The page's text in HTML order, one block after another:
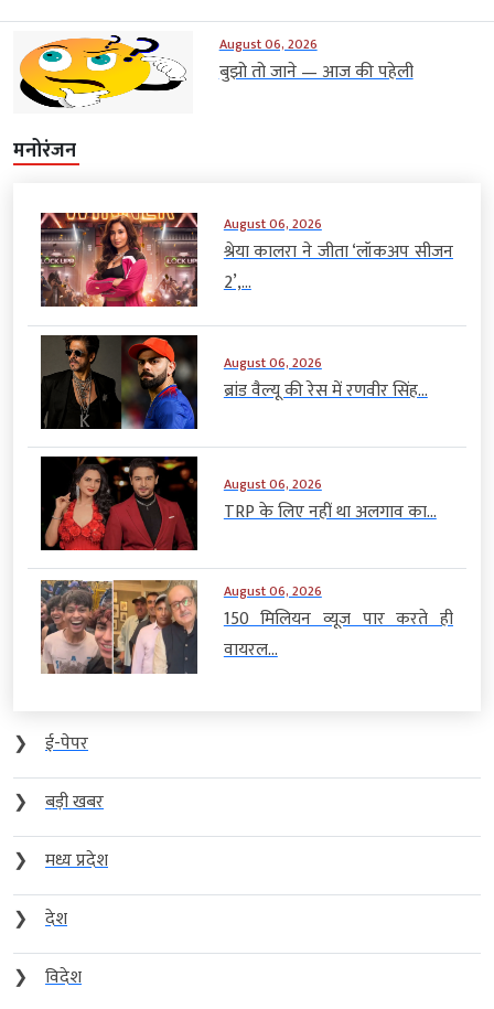
August 06, 2026
बुझो तो जाने — आज की पहेली
मनोरंजन
August 06, 2026
श्रेया कालरा ने जीता ‘लॉकअप सीजन
2’,...
August 06, 2026
ब्रांड वैल्यू की रेस में रणवीर सिंह...
August 06, 2026
TRP के लिए नहीं था अलगाव का...
August 06, 2026
150 मिलियन व्यूज पार करते ही
वायरल...
❯
ई-पेपर
❯
बड़ी खबर
❯
मध्य प्रदेश
❯
देश
❯
विदेश